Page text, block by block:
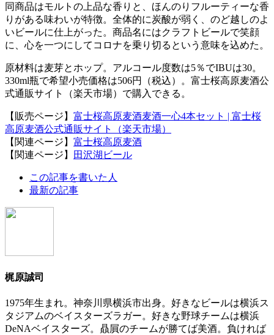
同商品はモルトの上品な香りと、ほんのりフルーティーな香
りがある味わいが特徴。全体的に炭酸が弱く、のど越しのよ
いビールに仕上がった。商品名にはクラフトビールで笑顔
に、心を一つにしてコロナを乗り切るという意味を込めた。
原材料は麦芽とホップ。アルコール度数は5％でIBUは30。
330ml瓶で希望小売価格は506円（税込）。富士桜高原麦酒公
式通販サイト（楽天市場）で購入できる。
【販売ページ】 富士桜高原麦酒麦酒一心4本セット | 富士桜
高原麦酒公式通販サイト（楽天市場）
【関連ページ】 富士桜高原麦酒
【関連ページ】
田沢湖ビール
following
tabs
change
この記事を書いた人
最新の記事
梶原誠司
1975年生まれ。神奈川県横浜市出身。好きなビールは横浜ス
タジアムのベイスターズラガー。好きな野球チームは横浜
DeNAベイスターズ。贔屓のチームが勝てば美酒。負ければ